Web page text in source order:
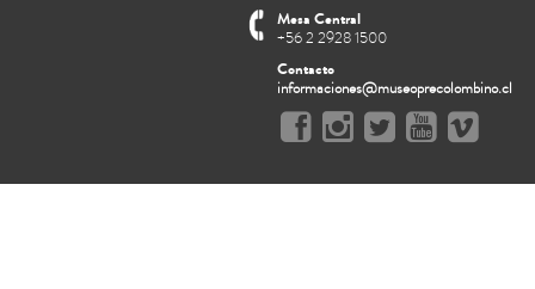
Mesa Central
+56 2 2928 1500
Contacto
informaciones@museoprecolombino.cl